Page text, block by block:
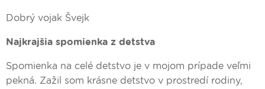
Dobrý vojak Švejk
Najkrajšia spomienka z detstva
Spomienka na celé detstvo je v mojom prípade veľmi
pekná. Zažil som krásne detstvo v prostredí rodiny,